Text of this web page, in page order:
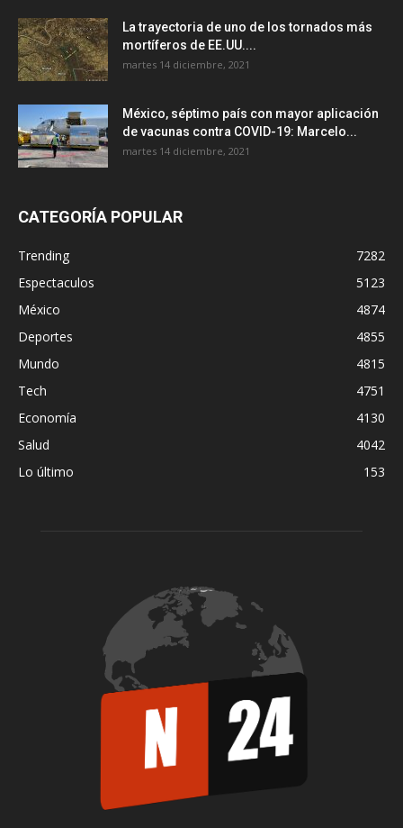
La trayectoria de uno de los tornados más
mortíferos de EE.UU....
martes 14 diciembre, 2021
México, séptimo país con mayor aplicación
de vacunas contra COVID-19: Marcelo...
martes 14 diciembre, 2021
CATEGORÍA POPULAR
Trending
7282
Espectaculos
5123
México
4874
Deportes
4855
Mundo
4815
Tech
4751
Economía
4130
Salud
4042
Lo último
153